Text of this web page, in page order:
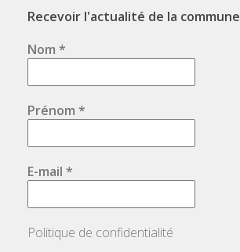
Recevoir l'actualité de la commune
Nom *
Prénom *
E-mail *
Politique de confidentialité